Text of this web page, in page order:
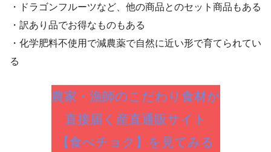
・ドラゴンフルーツなど、他の商品とのセット商品もある
・訳あり品でお得なものもある
・化学肥料不使用で減農薬で自然に近い形で育てられてい
る
農家・漁師のこだわり食材が
直接届く産直通販サイト
【食べチョク】を見てみる